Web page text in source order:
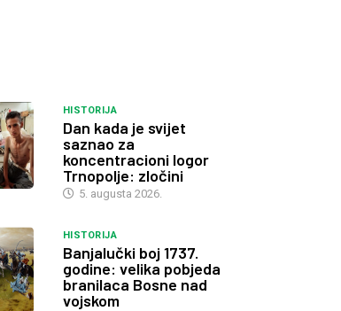
HISTORIJA
Dan kada je svijet
saznao za
koncentracioni logor
Trnopolje: zločini
5. augusta 2026.
HISTORIJA
Banjalučki boj 1737.
godine: velika pobjeda
branilaca Bosne nad
vojskom